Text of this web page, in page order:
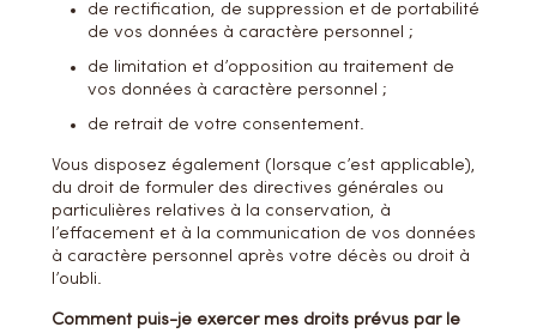
de rectification, de suppression et de portabilité
de vos données à caractère personnel ;
de limitation et d’opposition au traitement de
vos données à caractère personnel ;
de retrait de votre consentement.
Vous disposez également (lorsque c’est applicable),
du droit de formuler des directives générales ou
particulières relatives à la conservation, à
l’effacement et à la communication de vos données
à caractère personnel après votre décès ou droit à
l’oubli.
Comment puis-je exercer mes droits prévus par le